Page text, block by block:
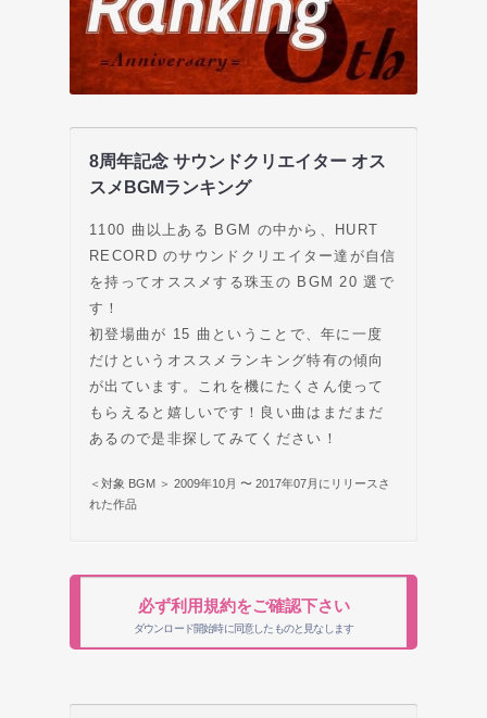
8周年記念 サウンドクリエイター オス
スメBGMランキング
1100 曲以上ある BGM の中から、HURT
RECORD のサウンドクリエイター達が自信
を持ってオススメする珠玉の BGM 20 選で
す！
初登場曲が 15 曲ということで、年に一度
だけというオススメランキング特有の傾向
が出ています。これを機にたくさん使って
もらえると嬉しいです！良い曲はまだまだ
あるので是非探してみてください！
＜対象 BGM ＞ 2009年10月 〜 2017年07月にリリースさ
れた作品
必ず利用規約をご確認下さい
ダウンロード開始時に同意したものと見なします